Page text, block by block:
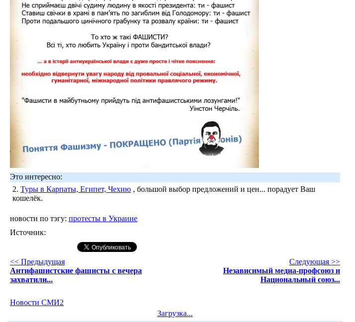
Это интересно:
2. Туры в Карпаты, Египет, Чехию , большой выбор предложений и цен... порадует Ваш
кошелёк.
новости по тэгу: протесты в Украине
Источник:
<< Предыдущая
Антифашистские фашисты с вечера
захватили...
Следующая >>
Независимый медиа-профсоюз и
Национальный союз...
Новости СМИ2
Загрузка...